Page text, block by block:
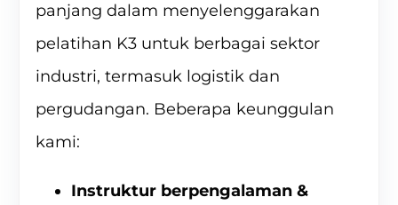
panjang dalam menyelenggarakan
pelatihan K3untuk berbagai sektor
industri, termasuk logistik dan
pergudangan. Beberapa keunggulan
kami:
Instruktur berpengalaman &